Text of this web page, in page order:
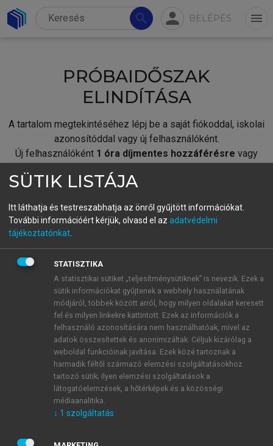
search person BELÉPÉS menu
PRÓBAIDŐSZAK
ELINDÍTÁSA
A tartalom megtekintéséhez lépj be a saját fiókoddal, iskolai
azonosítóddal vagy új felhasználóként.
Új felhasználóként 1 óra díjmentes hozzáférésre vagy
fiókoddal,vagy hozz létre új fiókot.
A regisztráció után apróbaidőszakautomatikusan
BELÉPÉS SAJÁT FIÓKKAL
ÚJ FIÓK LÉTREHOZÁSA
1 óra díjmentes hozzáférés
E-MAIL-CÍM
JELSZÓ
SÜTIK LISTÁJA
Itt láthatja és testreszabhatja az önről gyűjtött információkat.
További információért kérjük, olvasd el az adatvédelmi
tájékoztatónkat
STATISZTIKA
A statisztikai sütiket „teljesítménysütiknek” is nevezik. Ezek a
sütik információkat gyűjtenek a webhely használatának
módjáról, többek között arról, hogy milyen oldalakat keresett
fel és milyen linkekre kattintott. Ezek az információk a
felhasználó azonosítására nem használhatóak, mivel az
adatok összesítettek és anonimizáltak. Céljuk kizárólag a
weboldal funkcióinak javítása. Ezek közé tartoznak a
harmadik féltől származó elemzési szolgáltatásokhoz
tartozó sütik; ilyen elemzési szolgáltatások a
látogatóelemzések, a hőtérképek és a közösségi
médiaanalitika.
↓ 1 szolgáltatás